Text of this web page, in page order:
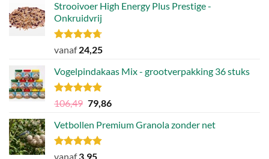
Strooivoer High Energy Plus Prestige -
Onkruidvrij
Gewaardeerd
uit 5
vanaf24,25
Vogelpindakaas Mix - grootverpakking 36 stuks
Gewaardeerd
uit 5
106,49 Oorspronkelijke
was:
106,49.
79,86Huidige
is:
Vetbollen Premium Granola zonder net
Gewaardeerd
vanaf3,95